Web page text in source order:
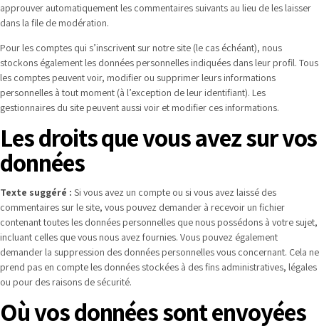
approuver automatiquement les commentaires suivants au lieu de les laisser
dans la file de modération.
Pour les comptes qui s’inscrivent sur notre site (le cas échéant), nous
stockons également les données personnelles indiquées dans leur profil. Tous
les comptes peuvent voir, modifier ou supprimer leurs informations
personnelles à tout moment (à l’exception de leur identifiant). Les
gestionnaires du site peuvent aussi voir et modifier ces informations.
Les droits que vous avez sur vos
données
Texte suggéré : Si vous avez un compte ou si vous avez laissé des
commentaires sur le site, vous pouvez demander à recevoir un fichier
contenant toutes les données personnelles que nous possédons à votre sujet,
incluant celles que vous nous avez fournies. Vous pouvez également
demander la suppression des données personnelles vous concernant. Cela ne
prend pas en compte les données stockées à des fins administratives, légales
ou pour des raisons de sécurité.
Où vos données sont envoyées